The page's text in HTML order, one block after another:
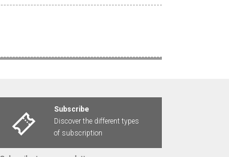
Subscribe
Discover the different types
of subscription